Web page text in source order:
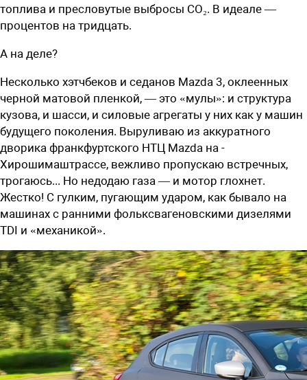
топлива и пресловутые выбросы СО₂. В идеале —
процентов на тридцать.
А на деле?
Несколько хэтчбеков и седанов Mazda 3, оклеенных
черной матовой пленкой, — это «мулы»: и структура
кузова, и шасси, и силовые агрегаты у них как у машин
будущего поколения. Выруливаю из аккуратного
дворика франкфуртского НТЦ Mazda на ­
Хирошимаштрассе, вежливо пропускаю встречных,
трогаюсь... Но недодаю газа — и мотор глохнет.
Жестко! С гулким, пугающим ударом, как бывало на
машинах с ранними фольксвагеновскими дизелями
TDI и «механикой».